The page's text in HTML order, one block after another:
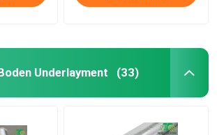
Underlayment (33)